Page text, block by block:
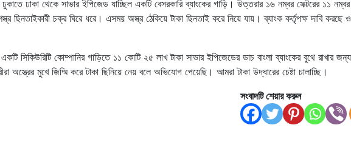
ঢাকা থেকে সাভার ইপিজেড যাচ্ছিল একটি বেসরকারি ব্যাংকের গাড়ি। উত্তরার ১৬ নম্বর সেক্টরের ১১
ছিনতাইকারী চক্র ঘিরে ধরে। এসময় অস্ত্র ঠেকিয়ে টাকা ছিনতাই করে নিয়ে যায়। ব্যাংক কর্তৃপক্ষ দাবি করছে
সিকিউরিটি কোম্পানির গাড়িতে ১১ কোটি ২৫ লাখ টাকা সাভার ইপিজেডের ডাচ বাংলা ব্যাংকের বুথে রাখার
অস্ত্রের মুখে জিম্মি করে টাকা ছিনিয়ে নেয় বলে অভিযোগ পেয়েছি। আমরা টাকা উদ্ধারের চেষ্টা চালাচ্ছি।
সংবাদটি শেয়ার করুন